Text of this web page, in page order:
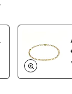
10274